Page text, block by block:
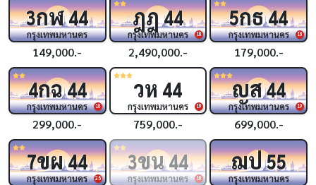
3กฬ44
กรุงเทพมหานคร
149,000.-
18
ฎฎ44
กรุงเทพมหานคร
2,490,000.-
18
5กธ44
กรุงเทพมหานคร
179,000.-
18
4กฉ44
กรุงเทพมหานคร
299,000.-
19
วห 44
กรุงเทพมหานคร
759,000.-
19
ญส44
กรุงเทพมหานคร
699,000.-
25
7ขผ44
กรุงเทพมหานคร 18
3ขน44
กรุงเทพมหานคร
ฌป55
กรุงเทพมหานคร